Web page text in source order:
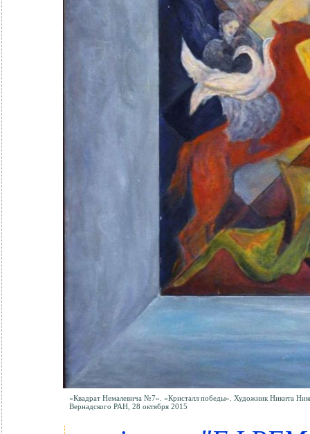
«Квадрат Немалевича №7». «Кристалл победы». Художник Никита
Вернадского РАН, 28 октября 2015